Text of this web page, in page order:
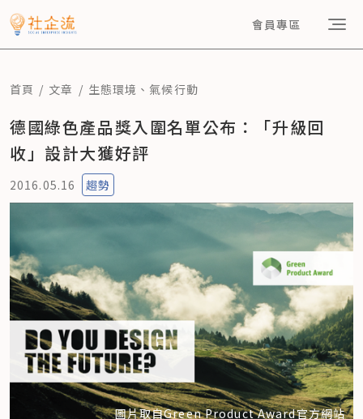
會員專區
首頁 文章 生態環境 、 氣候行動
德國綠色產品獎入圍名單公布：「升級回
收」設計大獲好評
2016.05.16 趨勢
圖片取自Green Product Award官方網站